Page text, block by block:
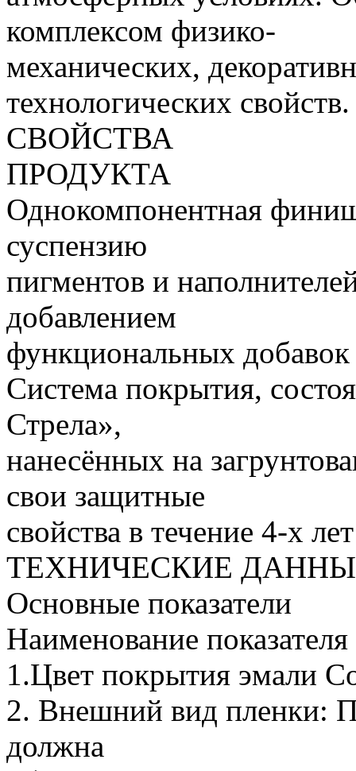
комплексом физико-
механических,
технологических свойств.
СВОЙСТВА
ПРОДУКТА
Однокомпонентная
суспензию
пигментов и
добавлением
функциональных добавок
Система покрытия,
Стрела»,
нанесённых на
свои защитные
свойства в течение 4-х лет
ТЕХНИЧЕСКИЕ
Основные показатели
Наименование
1.Цвет покрытия эмали
2. Внешний вид пленки:
должна